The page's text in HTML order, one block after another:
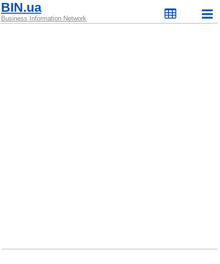
BIN.ua
Business Information Network